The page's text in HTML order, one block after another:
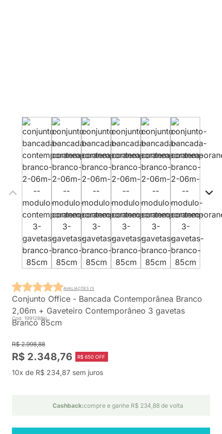
Conjunto Office - Bancada Contemporânea Branco
2,06m + Gaveteiro Contemporâneo 3 gavetas
Branco 85cm
Cod. 1991288ki
AVALIAÇÕES (1)
R$ 2.998,88
R$ 2.348,76 R$ 650 OFF
10x de R$ 234,87 sem juros
Cashback:compre e ganhe R$ 234,88 de volta